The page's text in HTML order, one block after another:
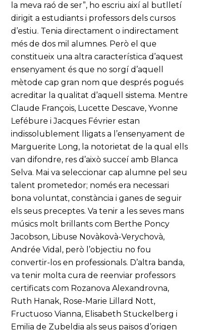
la meva raó de ser”, ho escriu així al butlletí
dirigit a estudiants i professors dels cursos
d’estiu. Tenia directament o indirectament
més de dos mil alumnes. Però el que
constitueix una altra característica d’aquest
ensenyament és que no sorgí d’aquell
mètode cap gran nom que després pogués
acreditar la qualitat d’aquell sistema. Mentre
Claude François, Lucette Descave, Yvonne
Lefébure i Jacques Février estan
indissolublement lligats a l’ensenyament de
Marguerite Long, la notorietat de la qual ells
van difondre, res d’això succeí amb Blanca
Selva. Mai va seleccionar cap alumne pel seu
talent prometedor; només era necessari
bona voluntat, constància i ganes de seguir
els seus preceptes. Va tenir a les seves mans
músics molt brillants com Berthe Poncy
Jacobson, Libuse Novàkovà-Verychovà,
Andrée Vidal, però l’objectiu no fou
convertir-los en professionals. D’altra banda,
va tenir molta cura de reenviar professors
certificats com Rozanova Alexandrovna,
Ruth Hanak, Rose-Marie Lillard Nott,
Fructuoso Vianna, Elisabeth Stuckelberg i
Emilia de Zubeldia als seus països d’origen